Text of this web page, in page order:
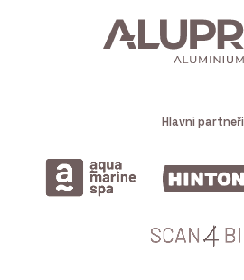
Hlavní partneři